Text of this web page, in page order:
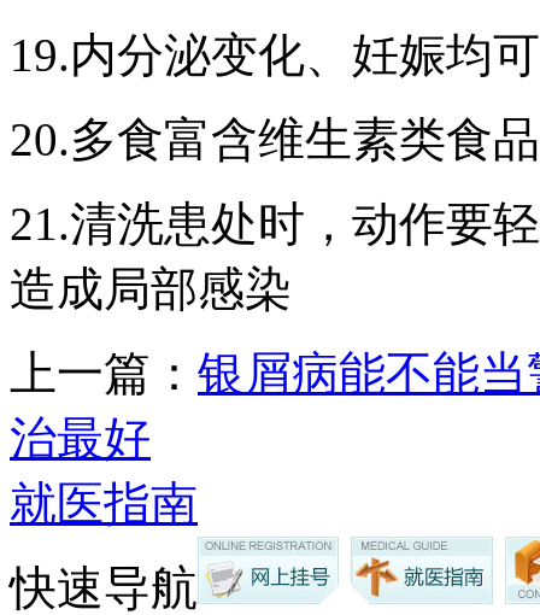
19.内分泌变化、妊娠均
20.多食富含维生素类食
21.清洗患处时，动作要
造成局部感染
上一篇： 银屑病能不能当
治最好
就医指南
快速导航